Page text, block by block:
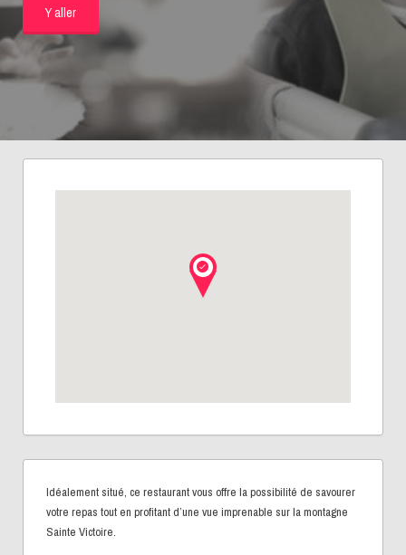
Y aller
Idéalement situé, ce restaurant vous offre la possibilité de savourer
votre repas tout en profitant d’une vue imprenable sur la montagne
Sainte Victoire.